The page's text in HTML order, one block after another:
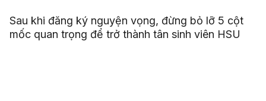
Sau khi đăng ký nguyện vọng, đừng bỏ lỡ 5 cột
mốc quan trọng để trở thành tân sinh viên HSU